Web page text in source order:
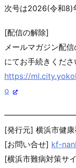
次号は2026(令和8)
[配信の解除]
メールマガジン配
にてお手続きくださ
https://
o
[発行元] 横浜市健
[お問い合せ] kf-
[横浜市難病対策サ